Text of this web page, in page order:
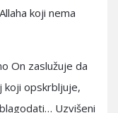
koji nema
On zaslužuje da
koji opskrbljuje,
Uzvišeni